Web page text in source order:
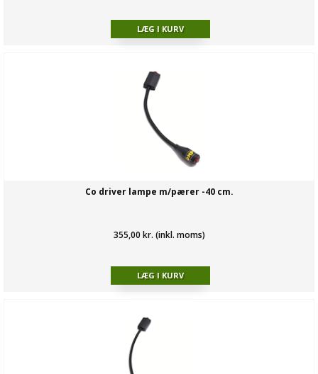
Co driver lampe m/pærer -40 cm.
355,00 kr. (inkl. moms)